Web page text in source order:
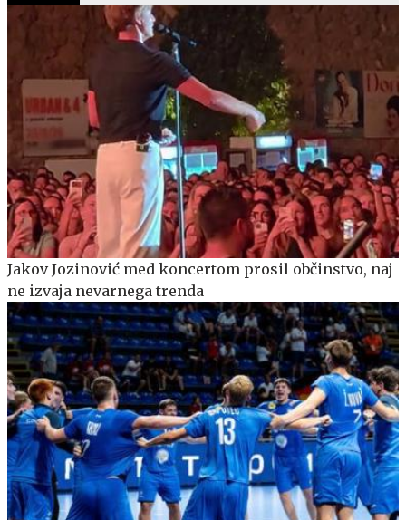
Jakov Jozinović med koncertom prosil občinstvo, naj
ne izvaja nevarnega trenda